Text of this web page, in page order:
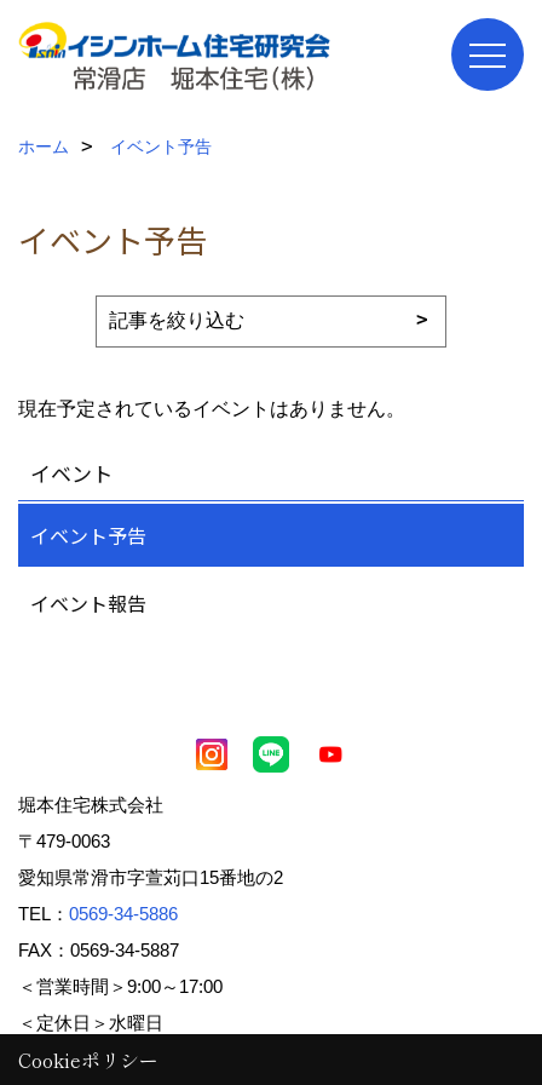
ホーム イベント予告
イベント予告
現在予定されているイベントはありません。
イベント
イベント予告
イベント報告
堀本住宅株式会社
〒479-0063
愛知県常滑市字萱苅口15番地の2
TEL： 0569-34-5886
FAX：0569-34-5887
＜営業時間＞9:00～17:00
＜定休日＞水曜日
Cookieポリシー